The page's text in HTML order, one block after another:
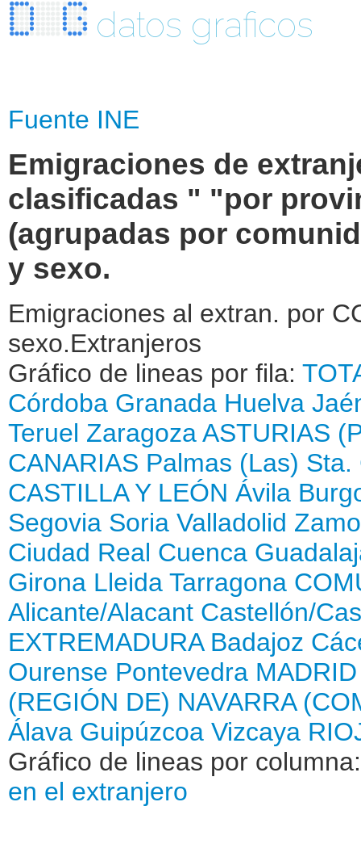
datos graficos
Fuente INE
Emigraciones de
clasificadas " "por
(agrupadas por
y sexo.
Emigraciones al extran. por
sexo.Extranjeros
Gráfico de lineas por fila:
Córdoba Granada Huelva
Teruel ZaragozaASTURIAS
CANARIAS Palmas (Las) Sta.
CASTILLA Y LEÓN Ávila
Segovia Soria Valladolid
Ciudad Real Cuenca
Girona Lleida Tarragona
Alicante/Alacant Castellón/
EXTREMADURA Badajoz
Ourense Pontevedra
(REGIÓN DE) NAVARRA
Álava Guipúzcoa Vizcaya
Gráfico de lineas por
en el extranjero